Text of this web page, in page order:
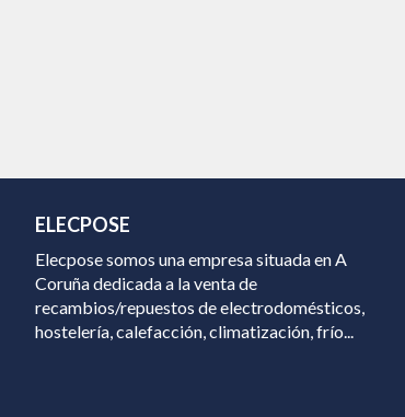
ELECPOSE
Elecpose somos una empresa situada en A
Coruña dedicada a la venta de
recambios/repuestos de electrodomésticos,
hostelería, calefacción, climatización, frío...